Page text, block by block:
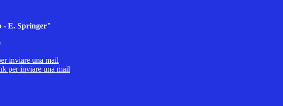
- E. Springer"
inviare una mail
per inviare una mail